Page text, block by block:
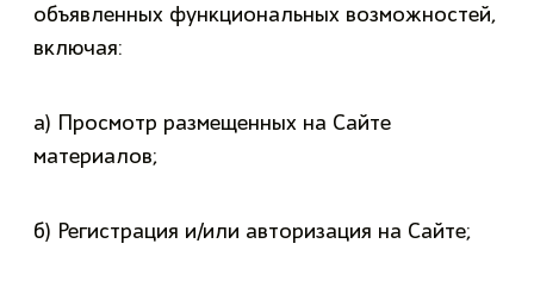
объявленных функциональных возможностей,
включая:
а) Просмотр размещенных на Сайте
материалов;
б) Регистрация и/или авторизация на Сайте;